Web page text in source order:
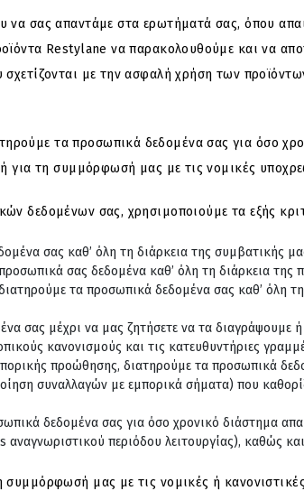
σας απαντάμε στα ερωτήματά σας, όπου
Restylane να παρακολουθούμε και να
με την ασφαλή χρήση των
τα προσωπικά δεδομένα σας για όσο
για τη συμμόρφωσή μας με τις νομικές
δεδομένων σας, χρησιμοποιούμε τα εξής
σας καθ’ όλη τη διάρκεια της συμβατικής
σας δεδομένα καθ’ όλη τη διάρκεια της
τα προσωπικά δεδομένα σας καθ’ όλη
σας μέχρι να μας ζητήσετε να τα διαγράψουμε
κανονισμούς και τις κατευθυντήριες
προώθησης, διατηρούμε τα προσωπικά
συναλλαγών με εμπορικά σήματα) που
δεδομένα σας για όσο χρονικό διάστημα
περιόδου λειτουργίας), καθώς
μας με τις νομικές ή